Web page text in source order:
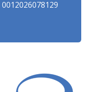
0012026078129